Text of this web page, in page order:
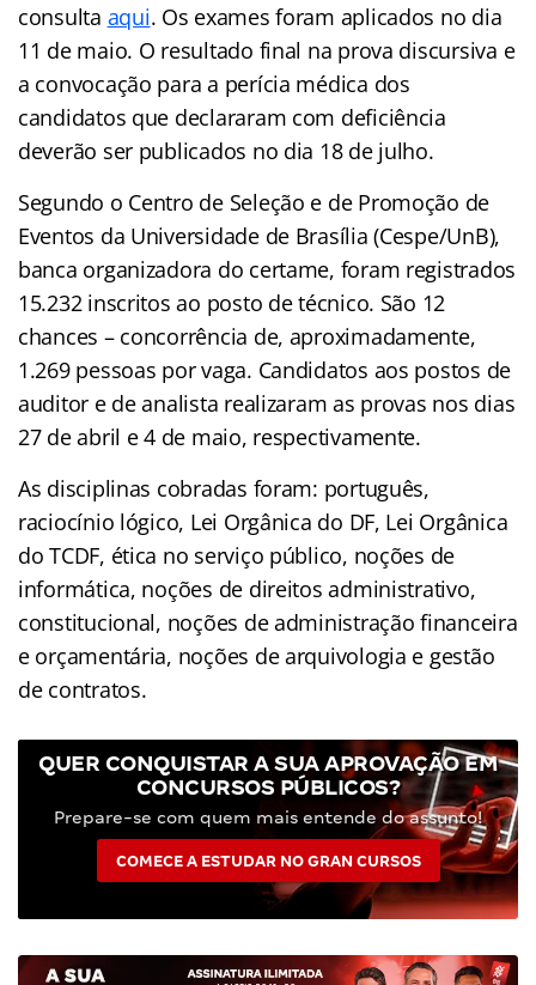
consulta aqui. Os exames foram aplicados no dia
11 de maio. O resultado final na prova discursiva e
a convocação para a perícia médica dos
candidatos que declararam com deficiência
deverão ser publicados no dia 18 de julho.
Segundo o Centro de Seleção e de Promoção de
Eventos da Universidade de Brasília (Cespe/UnB),
banca organizadora do certame, foram registrados
15.232 inscritos ao posto de técnico. São 12
chances – concorrência de, aproximadamente,
1.269 pessoas por vaga. Candidatos aos postos de
auditor e de analista realizaram as provas nos dias
27 de abril e 4 de maio, respectivamente.
As disciplinas cobradas foram: português,
raciocínio lógico, Lei Orgânica do DF, Lei Orgânica
do TCDF, ética no serviço público, noções de
informática, noções de direitos administrativo,
constitucional, noções de administração financeira
e orçamentária, noções de arquivologia e gestão
de contratos.
QUER CONQUISTAR A SUA APROVAÇÃO EM
CONCURSOS PÚBLICOS?
Prepare-se com quem mais entende do assunto!
COMECE A ESTUDAR NO GRAN CURSOS